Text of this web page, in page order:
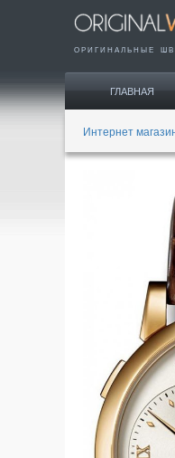
ОРИГИНАЛЬНЫЕ
ГЛАВНАЯ
Интернет